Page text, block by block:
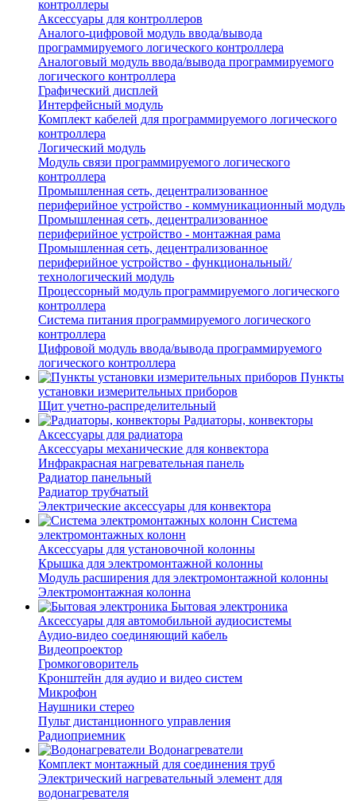
контроллеры
Аксессуары для контроллеров
Аналого-цифровой модуль ввода/вывода
программируемого логического контроллера
Аналоговый модуль ввода/вывода программируемого
логического контроллера
Графический дисплей
Интерфейсный модуль
Комплект кабелей для программируемого логического
контроллера
Логический модуль
Модуль связи программируемого логического
контроллера
Промышленная сеть, децентрализованное
периферийное устройство - коммуникационный модуль
Промышленная сеть, децентрализованное
периферийное устройство - монтажная рама
Промышленная сеть, децентрализованное
периферийное устройство - функциональный/
технологический модуль
Процессорный модуль программируемого логического
контроллера
Система питания программируемого логического
контроллера
Цифровой модуль ввода/вывода программируемого
логического контроллера
Пункты
установки измерительных приборов
Щит учетно-распределительный
Радиаторы, конвекторы
Аксессуары для радиатора
Аксессуары механические для конвектора
Инфракрасная нагревательная панель
Радиатор панельный
Радиатор трубчатый
Электрические аксессуары для конвектора
Система
электромонтажных колонн
Аксессуары для установочной колонны
Крышка для электромонтажной колонны
Модуль расширения для электромонтажной колонны
Электромонтажная колонна
Бытовая электроника
Аксессуары для автомобильной аудиосистемы
Аудио-видео соединяющий кабель
Видеопроектор
Громкоговоритель
Кронштейн для аудио и видео систем
Микрофон
Наушники стерео
Пульт дистанционного управления
Радиоприемник
Водонагреватели
Комплект монтажный для соединения труб
Электрический нагревательный элемент для
водонагревателя